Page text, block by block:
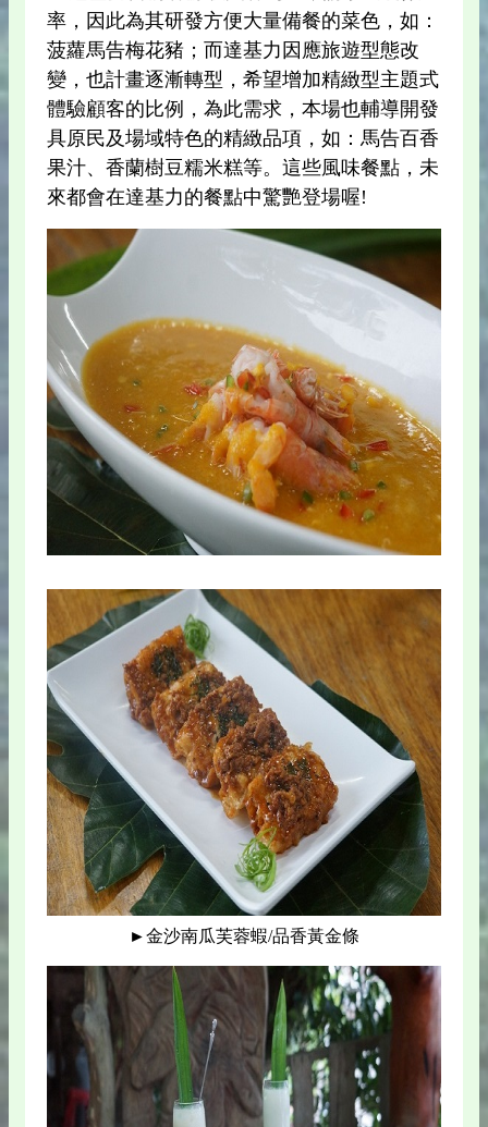
率，因此為其研發方便大量備餐的菜色，如：
菠蘿馬告梅花豬；而達基力因應旅遊型態改
變，也計畫逐漸轉型，希望增加精緻型主題式
體驗顧客的比例，為此需求，本場也輔導開發
具原民及場域特色的精緻品項，如：馬告百香
果汁、香蘭樹豆糯米糕等。這些風味餐點，未
來都會在達基力的餐點中驚艷登場喔!
►金沙南瓜芙蓉蝦/品香黃金條